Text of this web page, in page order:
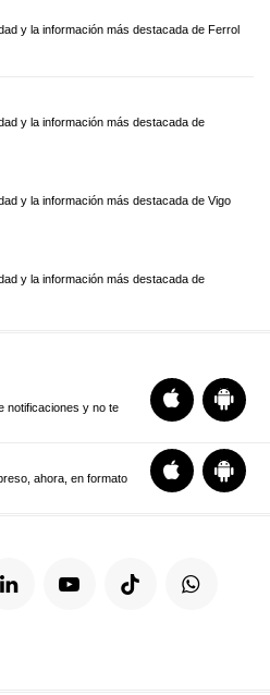
y la información más destacada de Ferrol
y la información más destacada de
y la información más destacada de Vigo
y la información más destacada de
notificaciones y no te
ahora, en formato